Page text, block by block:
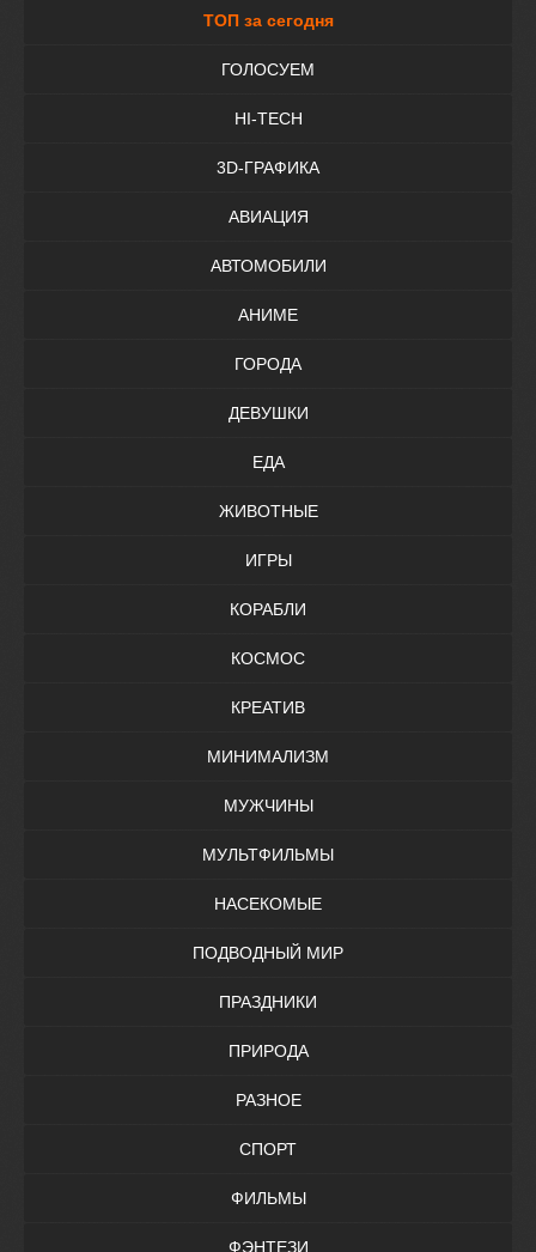
ТОП за сегодня
ГОЛОСУЕМ
HI-TECH
3D-ГРАФИКА
АВИАЦИЯ
АВТОМОБИЛИ
АНИМЕ
ГОРОДА
ДЕВУШКИ
ЕДА
ЖИВОТНЫЕ
ИГРЫ
КОРАБЛИ
КОСМОС
КРЕАТИВ
МИНИМАЛИЗМ
МУЖЧИНЫ
МУЛЬТФИЛЬМЫ
НАСЕКОМЫЕ
ПОДВОДНЫЙ МИР
ПРАЗДНИКИ
ПРИРОДА
РАЗНОЕ
СПОРТ
ФИЛЬМЫ
ФЭНТЕЗИ